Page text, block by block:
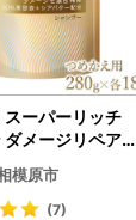
スーパーリッチ
ダメージリペア
プー つめかえ
個 ※離島への
模原市
(7)